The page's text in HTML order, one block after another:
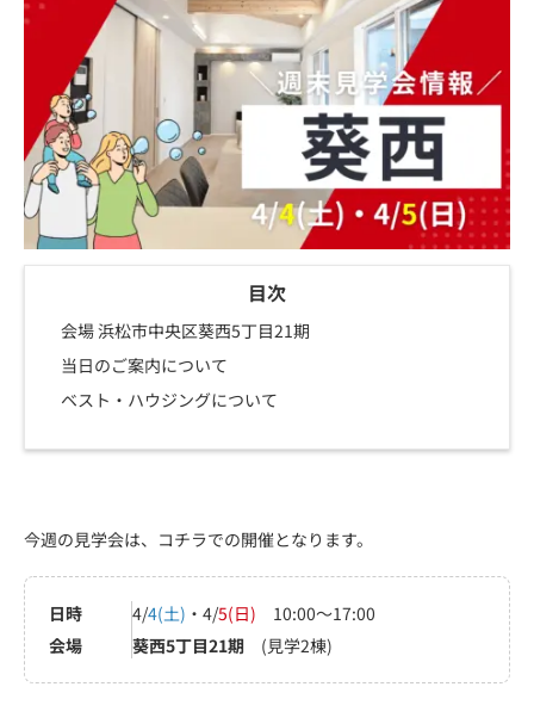
目次
会場 浜松市中央区葵西5丁目21期
当日のご案内について
ベスト・ハウジングについて
今週の見学会は、コチラでの開催となります。
日時 4/4(土) ・4/5(日) 10:00～17:00
会場
葵西5丁目21期 (見学2棟)